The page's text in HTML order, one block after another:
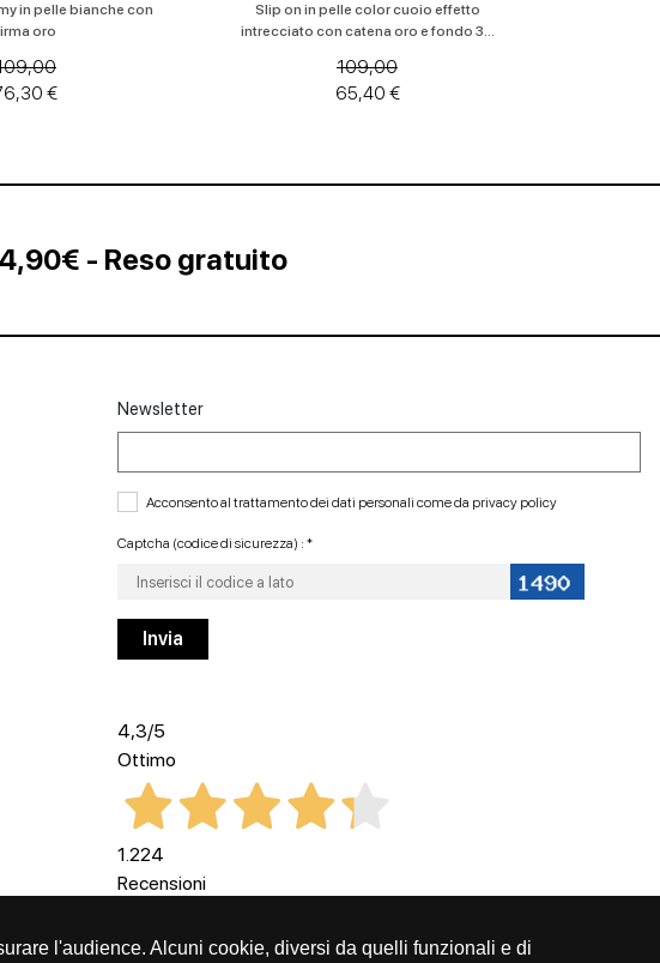
l'audience. Alcuni cookie, diversi da quelli funzionali e di
in pelle bianche con
oro
€
Slip on in pelle color cuoio effetto
intrecciato con catena oro e fondo 3...
109,00
65,40 €
- Reso gratuito
Newsletter
Acconsento al trattamento dei dati personali come da privacy policy
Captcha (codice di sicurezza) : *
4,3/5
Ottimo
1.224
Recensioni